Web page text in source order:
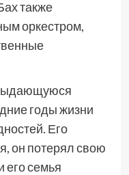
также
оркестром,
годы жизни
Его
он потерял свою
его семья